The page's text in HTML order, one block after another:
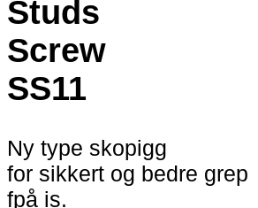
Studs
Screw
SS11
Ny type skopigg
for sikkert og bedre grep
fpå is.